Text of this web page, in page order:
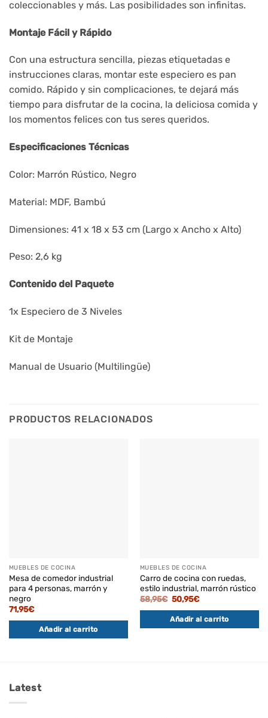
coleccionables y más. Las posibilidades son infinitas.
Montaje Fácil y Rápido
Con una estructura sencilla, piezas etiquetadas e
instrucciones claras, montar este especiero es pan
comido. Rápido y sin complicaciones, te dejará más
tiempo para disfrutar de la cocina, la deliciosa comida y
los momentos felices con tus seres queridos.
Especificaciones Técnicas
Color: Marrón Rústico, Negro
Material: MDF, Bambú
Dimensiones: 41 x 18 x 53 cm (Largo x Ancho x Alto)
Peso: 2,6 kg
Contenido del Paquete
1x Especiero de 3 Niveles
Kit de Montaje
Manual de Usuario (Multilingüe)
PRODUCTOS RELACIONADOS
MUEBLES DE COCINA
Mesa de comedor industrial
para 4 personas, marrón y
negro
71,95€
Añadir al carrito
MUEBLES DE COCINA
Carro de cocina con ruedas,
estilo industrial, marrón rústico
58,95€ El
original
era:
58,95€.
50,95€El
actual
es:
50,95€.
Añadir al carrito
Latest